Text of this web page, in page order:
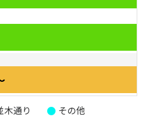
木通り
その他